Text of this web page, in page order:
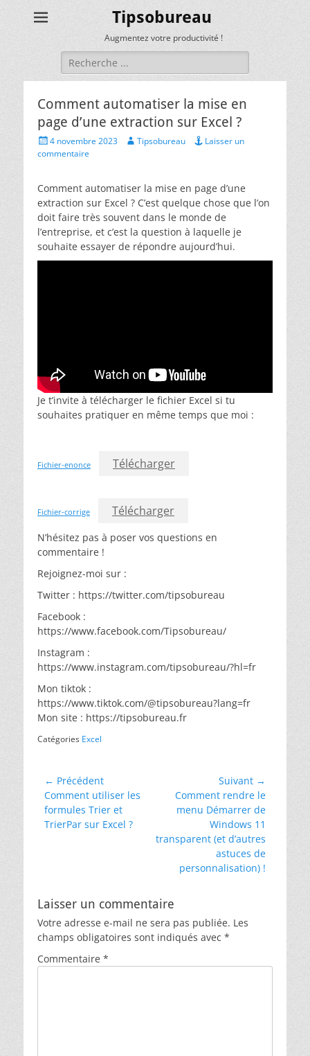
Tipsobureau
Augmentez votre productivité !
Rechercher :
Comment automatiser la mise en
page d’une extraction sur Excel ?
Posted
on
4 novembre 2023 Author
Tipsobureau
Laisser un
commentaire
Comment automatiser la mise en page d’une
extraction sur Excel ? C’est quelque chose que l’on
doit faire très souvent dans le monde de
l’entreprise, et c’est la question à laquelle je
souhaite essayer de répondre aujourd’hui.
Je t’invite à télécharger le fichier Excel si tu
souhaites pratiquer en même temps que moi :
Fichier-enonce Télécharger
Fichier-corrige Télécharger
N’hésitez pas à poser vos questions en
commentaire !
Rejoignez-moi sur :
Twitter : https://twitter.com/tipsobureau
Facebook :
https://www.facebook.com/Tipsobureau/
Instagram :
https://www.instagram.com/tipsobureau/?hl=fr
Mon tiktok :
https://www.tiktok.com/@tipsobureau?lang=fr
Mon site : https://tipsobureau.fr
Catégories Excel
Navigation
de
l’article
← Précédent
Article
précédent :
Comment utiliser les
formules Trier et
TrierPar sur Excel ?
Suivant →
Article
suivant :
Comment rendre le
menu Démarrer de
Windows 11
transparent (et d’autres
astuces de
personnalisation) !
Laisser un commentaire
Votre adresse e-mail ne sera pas publiée. Les
champs obligatoires sont indiqués avec *
Commentaire *